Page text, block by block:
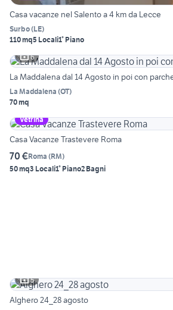
Casa vacanze nel Salento a 4 km da Lecce
Surbo(LE)
110 mq5 Locali1° Piano
6
La Maddalena dal 14 Agosto in poi con
La Maddalena (OT)
70 mq
Vetrina
Casa Vacanze Trastevere Roma
70 €Roma (RM)
50 mq3 Locali1° Piano2 Bagni
5
Alghero 24_28 agosto